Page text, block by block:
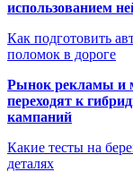
использованием
Как подготовить
поломок в дороге
Рынок рекламы и
переходят к
кампаний
Какие тесты на
деталях